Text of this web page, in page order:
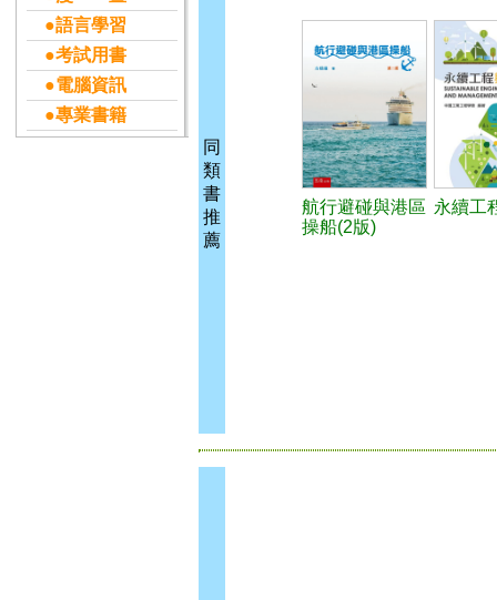
●語言學習
●考試用書
●電腦資訊
●專業書籍
同
類
書
推
薦
航行避碰與港區
操船(2版)
永續工